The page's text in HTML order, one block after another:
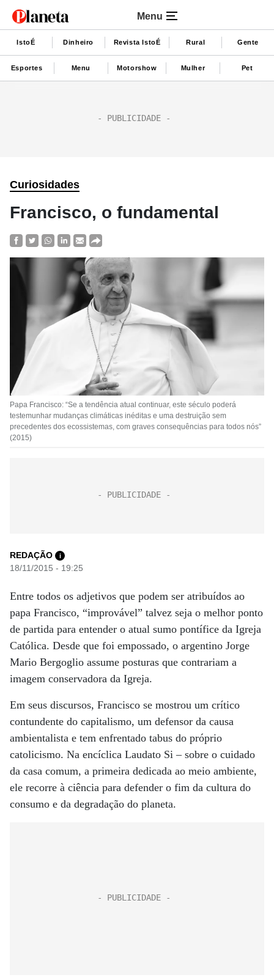
Menu
IstoÉ Dinheiro Revista IstoÉ Rural Gente
Esportes Menu Motorshow Mulher Pet
Curiosidades
Francisco, o fundamental
Papa Francisco: “Se a tendência atual continuar, este século poderá
testemunhar mudanças climáticas inéditas e uma destruição sem
precedentes dos ecossistemas, com graves consequências para todos nós”
(2015)
REDAÇÃO i
18/11/2015 - 19:25
Entre todos os adjetivos que podem ser atribuídos ao
papa Francisco, “improvável” talvez seja o melhor ponto
de partida para entender o atual sumo pontífice da Igreja
Católica. Desde que foi empossado, o argentino Jorge
Mario Bergoglio assume posturas que contrariam a
imagem conservadora da Igreja.
Em seus discursos, Francisco se mostrou um crítico
contundente do capitalismo, um defensor da causa
ambientalista e tem enfrentado tabus do próprio
catolicismo. Na encíclica Laudato Si – sobre o cuidado
da casa comum, a primeira dedicada ao meio ambiente,
ele recorre à ciência para defender o fim da cultura do
consumo e da degradação do planeta.